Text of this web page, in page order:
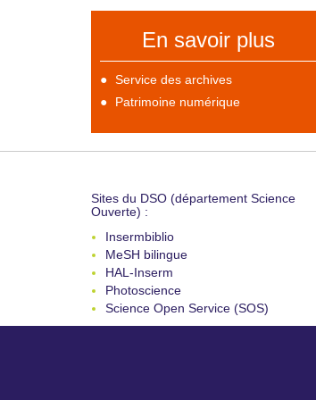
En savoir plus
Service des archives
Patrimoine numérique
Sites du DSO (département Science
Ouverte) :
Insermbiblio
MeSH bilingue
HAL-Inserm
Photoscience
Science Open Service (SOS)